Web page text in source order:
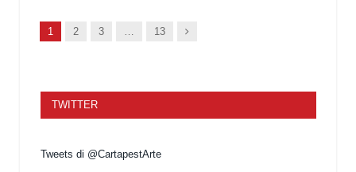
1 2 3 13 Succ.
TWITTER
Tweets di @CartapestArte